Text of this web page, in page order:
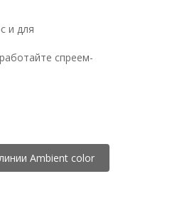
и для
спреем-
Ambient color